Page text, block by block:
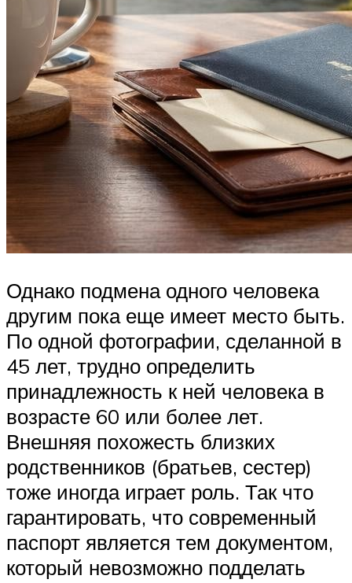
Однако подмена одного человека
другим пока еще имеет место быть.
По одной фотографии, сделанной в
45 лет, трудно определить
принадлежность к ней человека в
возрасте 60 или более лет.
Внешняя похожесть близких
родственников (братьев, сестер)
тоже иногда играет роль. Так что
гарантировать, что современный
паспорт является тем документом,
который невозможно подделать